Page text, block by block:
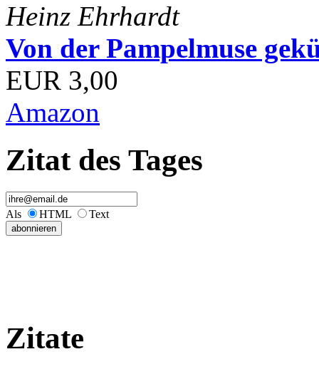
Heinz Ehrhardt
Von der Pampelmuse
EUR 3,00
Amazon
Zitat des Tages
Als HTML Text
Zitate